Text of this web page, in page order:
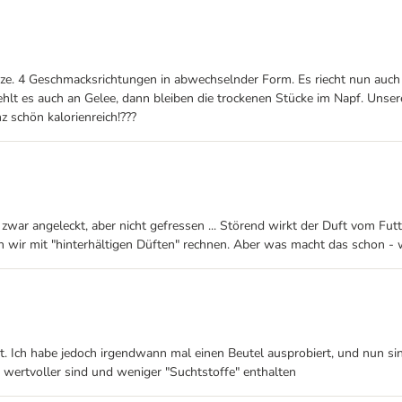
4 Geschmacksrichtungen in abwechselnder Form. Es riecht nun
es auch an Gelee, dann bleiben die trockenen Stücke im Napf.
schön kalorienreich!???
angeleckt, aber nicht gefressen ... Störend wirkt der Duft vom
mit "hinterhältigen Düften" rechnen. Aber was macht das schon -
habe jedoch irgendwann mal einen Beutel ausprobiert, und nun
sind und weniger "Suchtstoffe" enthalten